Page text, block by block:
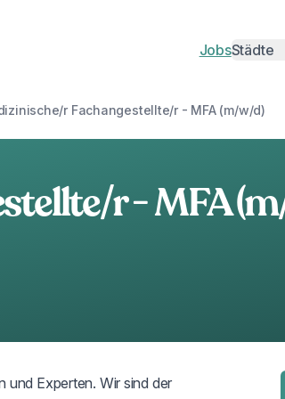
Jobs
Städte
Berlin
Leipzig
Hannover
Städte
r Fachangestellte/r - MFA (m/w/d)
r - MFA
und Experten. Wir sind der